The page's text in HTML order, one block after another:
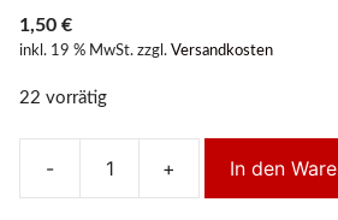
1,50 €
inkl. 19 % MwSt. zzgl. Versandkosten
22 vorrätig
-
15.Drikung
+ In den